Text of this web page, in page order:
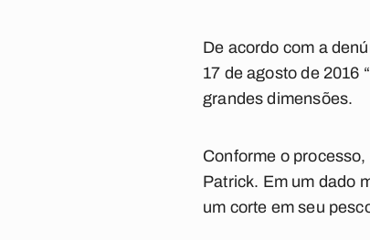
De acordo com a
17 de agosto de 2016
grandes dimensões.
Conforme o
Patrick. Em um dado
um corte em seu